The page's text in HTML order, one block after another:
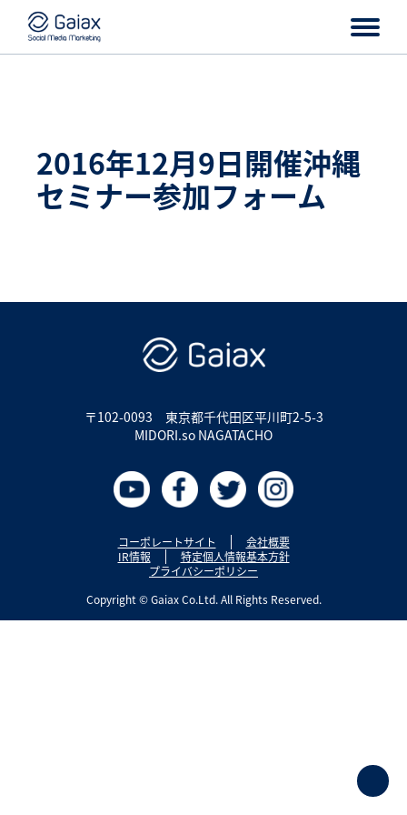
2016年12月9日開催沖縄
セミナー参加フォーム
〒102-0093 東京都千代田区平川町2-5-3
MIDORI.so NAGATACHO
コーポレートサイト
会社概要
IR情報
特定個人情報基本方針
プライバシーポリシー
Copyright © Gaiax Co.Ltd. All Rights Reserved.